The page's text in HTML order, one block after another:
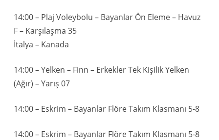
14:00 – Plaj Voleybolu – Bayanlar Ön Eleme – Havuz
F – Karşılaşma 35
İtalya – Kanada
14:00 – Yelken – Finn – Erkekler Tek Kişilik Yelken
(Ağır) – Yarış 07
14:00 – Eskrim – Bayanlar Flöre Takım Klasmanı 5-8
14:00 – Eskrim – Bayanlar Flöre Takım Klasmanı 5-8